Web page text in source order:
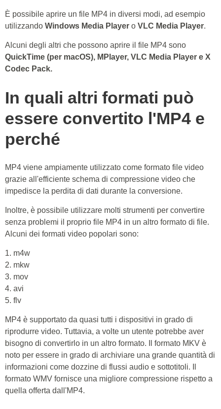
È possibile aprire un file MP4 in diversi modi, ad esempio
utilizzando Windows Media Player o VLC Media Player.
Alcuni degli altri che possono aprire il file MP4 sono
QuickTime (per macOS), MPlayer, VLC Media Player e X
Codec Pack.
In quali altri formati può
essere convertito l'MP4 e
perché
MP4 viene ampiamente utilizzato come formato file video
grazie all'efficiente schema di compressione video che
impedisce la perdita di dati durante la conversione.
Inoltre, è possibile utilizzare molti strumenti per convertire
senza problemi il proprio file MP4 in un altro formato di file.
Alcuni dei formati video popolari sono:
1. m4w
2. mkw
3. mov
4. avi
5. flv
MP4 è supportato da quasi tutti i dispositivi in grado di
riprodurre video. Tuttavia, a volte un utente potrebbe aver
bisogno di convertirlo in un altro formato. Il formato MKV è
noto per essere in grado di archiviare una grande quantità di
informazioni come dozzine di flussi audio e sottotitoli. Il
formato WMV fornisce una migliore compressione rispetto a
quella offerta dall'MP4.